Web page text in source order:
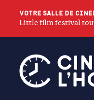
Votre salle de
Little film festival tout